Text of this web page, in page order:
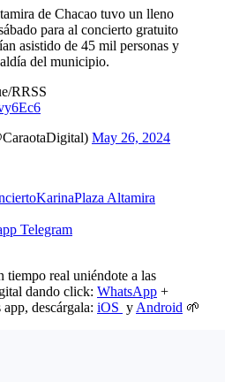
de Chacao tuvo un lleno
para al concierto gratuito
asistido de 45 mil personas y
del municipio.
RRSS
May 26, 2024
KarinaPlaza Altamira
Telegram
tiempo real uniéndote a las
dando click: WhatsApp +
descárgala: iOS y Android 🌱